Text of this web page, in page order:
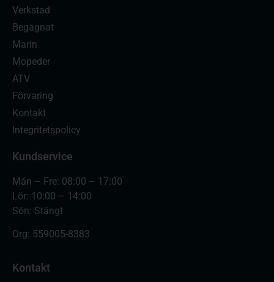
Verkstad
Begagnat
Marin
Mopeder
ATV
Förvaring
Kontakt
Integritetspolicy
Kundservice
Mån – Fre: 08:00 – 17:00
Lör: 10:00 – 14:00
Sön: Stängt
Org: 559005-8383
Kontakt